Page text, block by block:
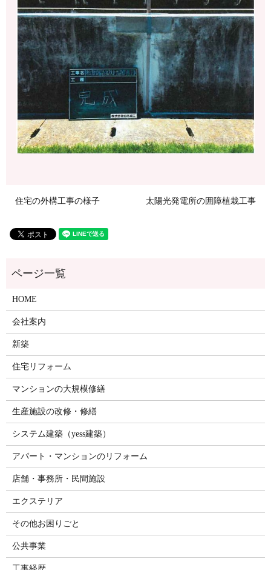
住宅の外構工事の様子 太陽光発電所の囲障植栽工事
HOME
会社案内
新築
住宅リフォーム
マンションの大規模修繕
生産施設の改修・修繕
システム建築（yess建築）
アパート・マンションのリフォーム
店舗・事務所・民間施設
エクステリア
その他お困りごと
公共事業